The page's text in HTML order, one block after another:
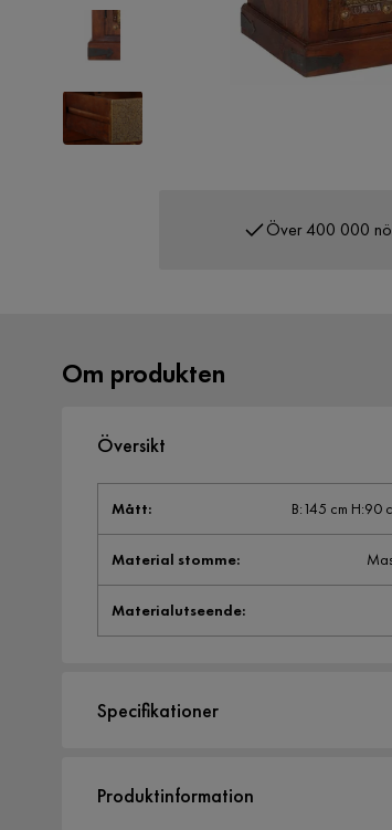
Över 400 000
Om produkten
Översikt
Mått: B:145 cm H:90
Material stomme:
Materialutseende:
Specifikationer
Storlek
Produktinformation